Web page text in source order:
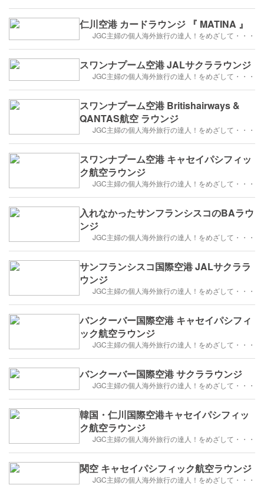
仁川空港 カードラウンジ 『 MATINA 』
JGC主婦の個人海外旅行の達人！をめざして・・・
スワンナプーム空港 JALサクララウンジ
JGC主婦の個人海外旅行の達人！をめざして・・・
スワンナプーム空港 Britishairways &
QANTAS航空 ラウンジ
JGC主婦の個人海外旅行の達人！をめざして・・・
スワンナプーム空港 キャセイパシフィッ
ク航空ラウンジ
JGC主婦の個人海外旅行の達人！をめざして・・・
入れなかったサンフランシスコのBAラウ
ンジ
JGC主婦の個人海外旅行の達人！をめざして・・・
サンフランシスコ国際空港 JALサクララ
ウンジ
JGC主婦の個人海外旅行の達人！をめざして・・・
バンクーバー国際空港 キャセイパシフィ
ック航空ラウンジ
JGC主婦の個人海外旅行の達人！をめざして・・・
バンクーバー国際空港 サクララウンジ
JGC主婦の個人海外旅行の達人！をめざして・・・
韓国・仁川国際空港キャセイパシフィッ
ク航空ラウンジ
JGC主婦の個人海外旅行の達人！をめざして・・・
関空 キャセイパシフィック航空ラウンジ
JGC主婦の個人海外旅行の達人！をめざして・・・